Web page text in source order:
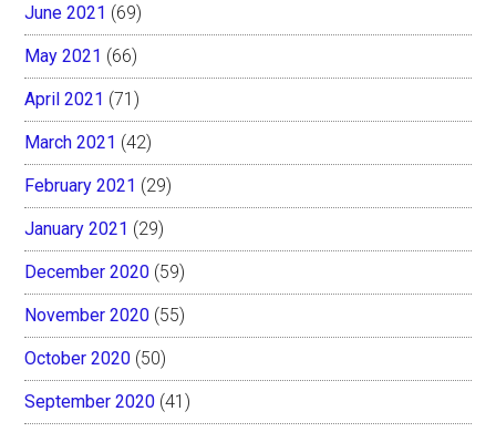
June 2021 (69)
May 2021 (66)
April 2021 (71)
March 2021 (42)
February 2021 (29)
January 2021 (29)
December 2020 (59)
November 2020 (55)
October 2020 (50)
September 2020 (41)